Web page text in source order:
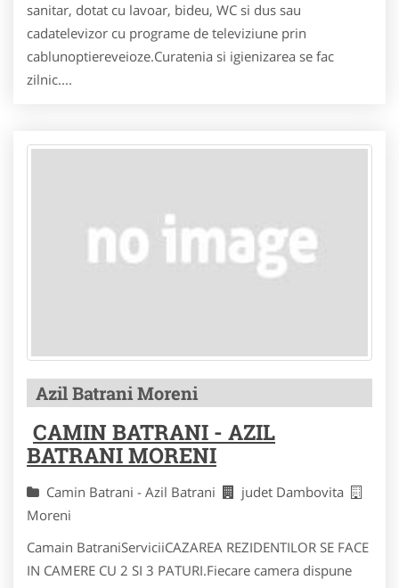
sanitar, dotat cu lavoar, bideu, WC si dus sau
cadatelevizor cu programe de televiziune prin
cablunoptiereveioze.Curatenia si igienizarea se fac
zilnic....
Azil Batrani Moreni
CAMIN BATRANI - AZIL
BATRANI MORENI
Camin Batrani - Azil Batrani
judet Dambovita
Moreni
Camain BatraniServiciiCAZAREA REZIDENTILOR SE FACE
IN CAMERE CU 2 SI 3 PATURI.Fiecare camera dispune